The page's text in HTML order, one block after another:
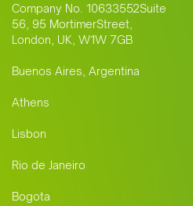
Company No. 10633552Suite
56, 95 MortimerStreet,
London, UK, W1W 7GB
Buenos Aires, Argentina
Athens
Lisbon
Rio de Janeiro
Bogota